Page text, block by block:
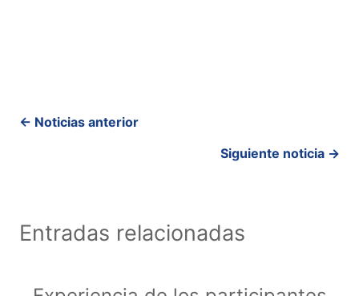
Posts
← Noticias anterior
Siguiente noticia →
Entradas relacionadas